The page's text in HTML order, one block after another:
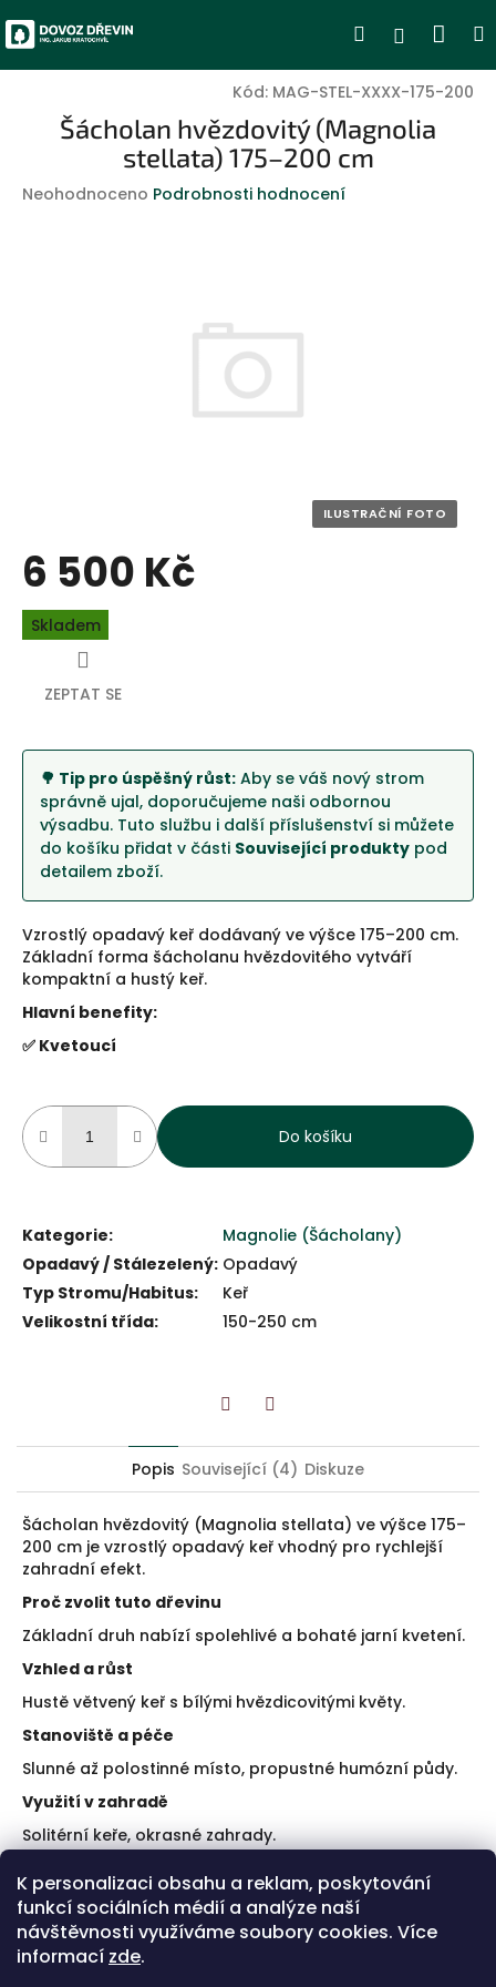
K personalizaci obsahu a reklam, poskytování
funkcí sociálních médií a analýze naší
návštěvnosti využíváme soubory cookies. Více
informací zde.
na
obsah
Hledat
Kód: MAG-STEL-XXXX-175-200
Šácholan hvězdovitý (Magnolia
stellata) 175–200 cm
Průměrné
Neohodnoceno Podrobnosti hodnocení
6 500 Kč
Měrná
cena:
Skladem
Do košíku
🌳 Tip pro úspěšný růst: Aby se váš nový strom
správně ujal, doporučujeme naši odbornou
výsadbu. Tuto službu i další příslušenství si můžete
do košíku přidat v části Související produkty pod
detailem zboží.
Vzrostlý opadavý keř dodávaný ve výšce 175–200 cm.
Základní forma šácholanu hvězdovitého vytváří
kompaktní a hustý keř.
Hlavní benefity:
✅ Kvetoucí
Kategorie:
Magnolie (Šácholany)
Opadavý / Stálezelený: Opadavý
Typ Stromu/Habitus:
Keř
Velikostní třída: 150-250 cm
ZEPTAT SE
Popis Související (4) Diskuze
Šácholan hvězdovitý (Magnolia stellata) ve výšce 175–
200 cm je vzrostlý opadavý keř vhodný pro rychlejší
zahradní efekt.
Proč zvolit tuto dřevinu
Základní druh nabízí spolehlivé a bohaté jarní kvetení.
Vzhled a růst
Hustě větvený keř s bílými hvězdicovitými květy.
Stanoviště a péče
Slunné až polostinné místo, propustné humózní půdy.
Využití v zahradě
Solitérní keře, okrasné zahrady.
Zajistěte ochranu před větrem.
Udržujte půdu rovnoměrně vlhkou.
Plusy a limity